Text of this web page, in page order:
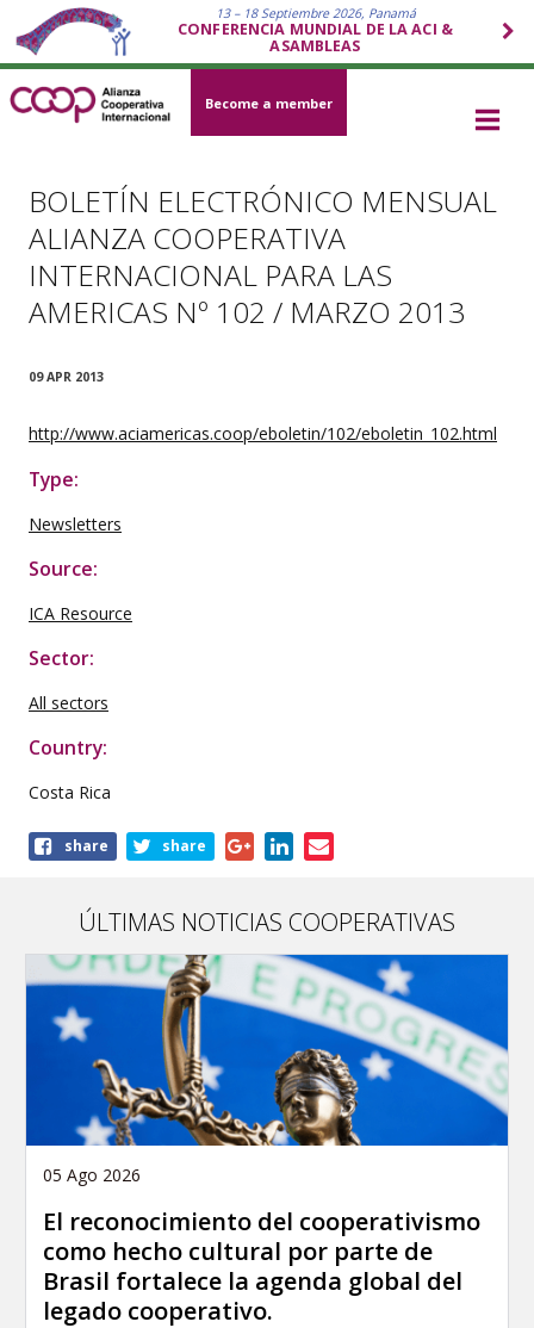
13 – 18 Septiembre 2026, Panamá
CONFERENCIA MUNDIAL DE LA ACI &
ASAMBLEAS
Become a member
BOLETÍN ELECTRÓNICO MENSUAL
ALIANZA COOPERATIVA
INTERNACIONAL PARA LAS
AMERICAS Nº 102 / MARZO 2013
09 APR 2013
http://www.aciamericas.coop/eboletin/102/eboletin_102.html
Type:
Newsletters
Source:
ICA Resource
Sector:
All sectors
Country:
Costa Rica
Shareshare share
ÚLTIMAS NOTICIAS COOPERATIVAS
05 Ago 2026
El reconocimiento del cooperativismo
como hecho cultural por parte de
Brasil fortalece la agenda global del
legado cooperativo.